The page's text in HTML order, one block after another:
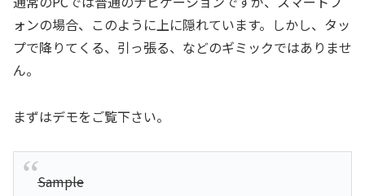
ォンの場合、このように上に隠れています。しかし、タッ
プで降りてくる、引っ張る、などのギミックではありませ
ん。
まずはデモをご覧下さい。
Sample